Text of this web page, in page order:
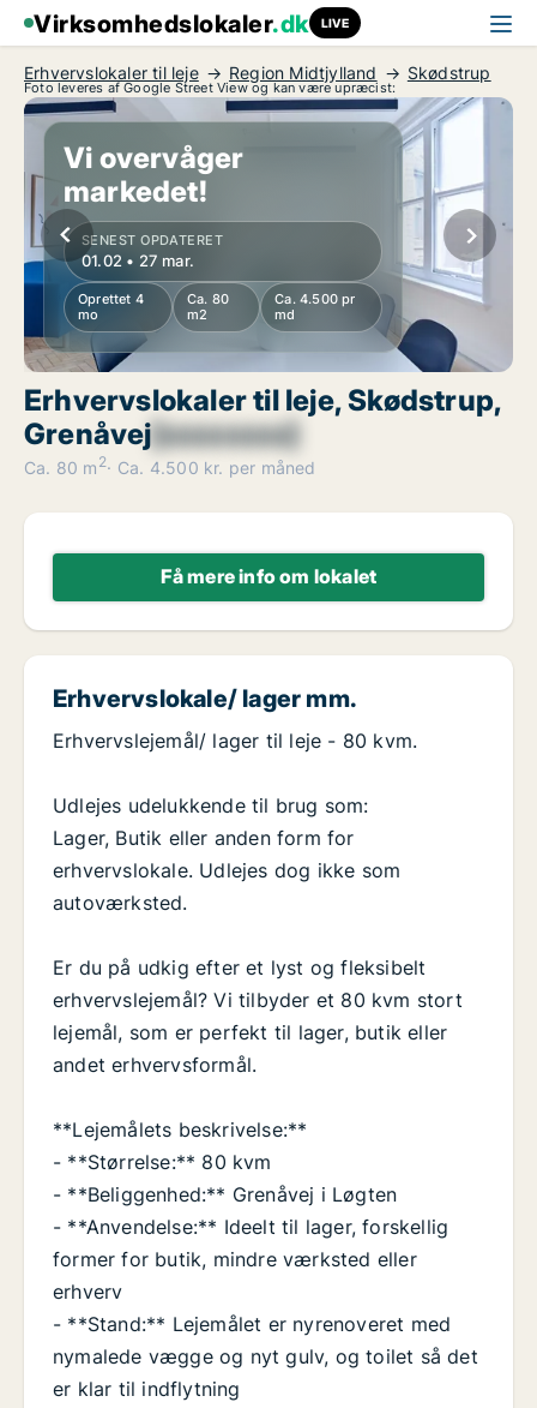
Virksomhedslokaler.dk LIVE
Erhvervslokaler til leje Region Midtjylland Skødstrup
Foto leveres af Google Street View og kan være upræcist:
Vi overvåger
markedet!
SENEST OPDATERET
01.02 • 27 mar.
Oprettet 4
mo
Ca. 80
m2
Ca. 4.500 pr
md
Erhvervslokaler til leje, Skødstrup,
Grenåvej[xxxxxxxx]
Ca. 80 m 2 Ca. 4.500 kr. per måned
Få mere info om lokalet
Erhvervslokale/ lager mm.
Erhvervslejemål/ lager til leje - 80 kvm.
Udlejes udelukkende til brug som:
Lager, Butik eller anden form for
erhvervslokale. Udlejes dog ikke som
autoværksted.
Er du på udkig efter et lyst og fleksibelt
erhvervslejemål? Vi tilbyder et 80 kvm stort
lejemål, som er perfekt til lager, butik eller
andet erhvervsformål.
**Lejemålets beskrivelse:**
- **Størrelse:** 80 kvm
- **Beliggenhed:** Grenåvej i Løgten
- **Anvendelse:** Ideelt til lager, forskellig
former for butik, mindre værksted eller
erhverv
- **Stand:** Lejemålet er nyrenoveret med
nymalede vægge og nyt gulv, og toilet så det
er klar til indflytning